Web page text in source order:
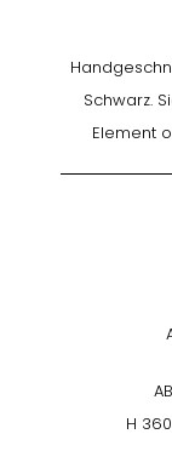
Schwarz.
Element
H